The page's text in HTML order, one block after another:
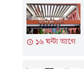
১৬ ঘন্টা আগে